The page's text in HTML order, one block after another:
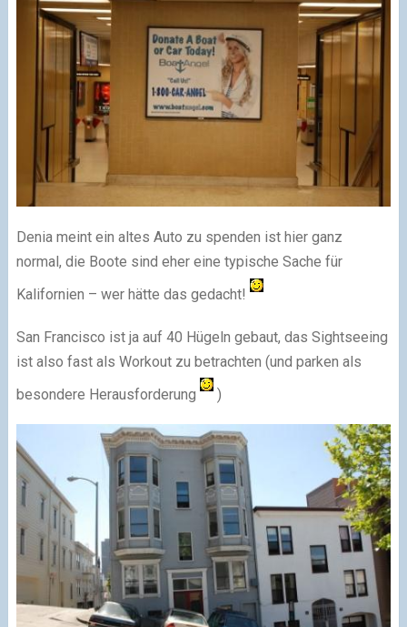
Denia meint ein altes Auto zu spenden ist hier ganz
normal, die Boote sind eher eine typische Sache für
Kalifornien – wer hätte das gedacht!
San Francisco ist ja auf 40 Hügeln gebaut, das Sightseeing
ist also fast als Workout zu betrachten (und parken als
besondere Herausforderung
)